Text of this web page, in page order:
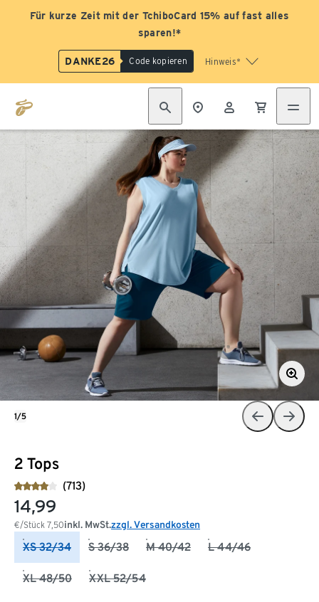
Für kurze Zeit mit der TchiboCard 15% auf fast alles
sparen!*
DANKE26 Code kopieren Hinweis*
2 Tops
(713)
14,99
€/Stück 7,50inkl. MwSt.zzgl. Versandkosten
XS 32/34 S 36/38 M 40/42 L 44/46
XL 48/50 XXL 52/54
1/5